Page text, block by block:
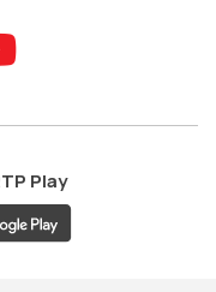
ao ao
Aceder
Play